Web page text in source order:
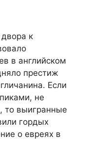
к
в английском
престиж
Если
не
то выигранные
гордых
о евреях в